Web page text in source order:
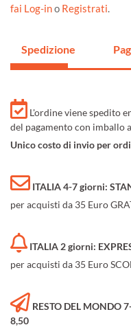
fai Log-ino Registrati.
Spedizione
L'ordine viene spedito
del pagamento con imballo
Unico costo di invio per
ITALIA 4-7 giorni:
per acquisti da 35 Euro
ITALIA 2 giorni:
per acquisti da 35 Euro
RESTO DEL MONDO
8,50